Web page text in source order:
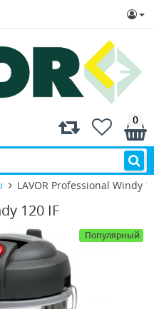
0
LAVOR Professional Windy
120 IF
Популярный